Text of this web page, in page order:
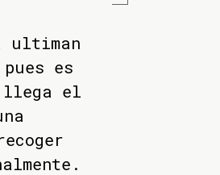
ultiman
es
llega el